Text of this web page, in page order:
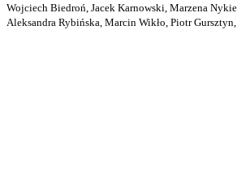
Wojciech Biedroń, Jacek Karnowski, Marzena
Aleksandra Rybińska, Marcin Wikło, Piotr Gursztyn,